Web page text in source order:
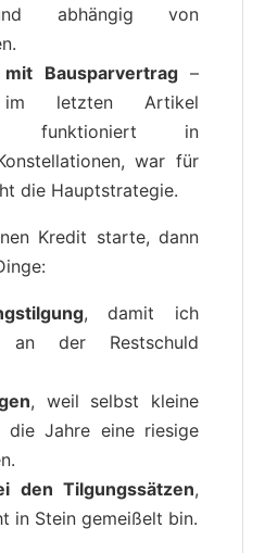
abhängig von
mit Bausparvertrag–
letzten Artikel
funktioniert in
war für
die Hauptstrategie.
Kredit starte, dann
, damit ich
der Restschuld
, weil selbst kleine
die Jahre eine riesige
den Tilgungssätzen,
in Stein gemeißelt bin.